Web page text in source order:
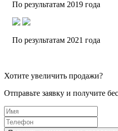
По результатам 2019 года
По результатам 2021 года
Хотите увеличить продажи?
Отправьте заявку и получите